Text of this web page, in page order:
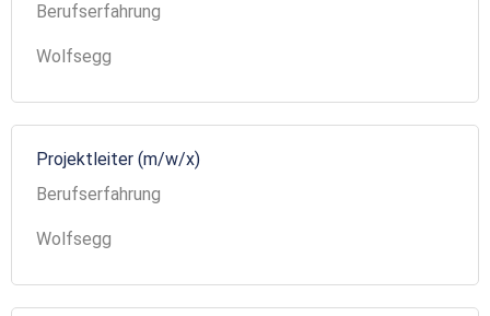
Berufserfahrung
Wolfsegg
Projektleiter (m/w/x)
Berufserfahrung
Wolfsegg